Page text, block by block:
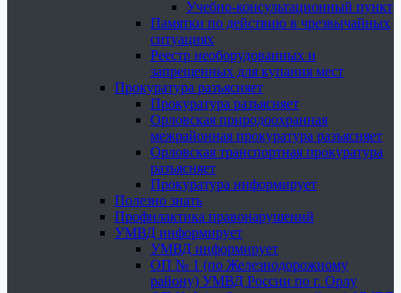
Учебно-консультационный пункт
Памятки по действию в чрезвычайных
ситуациях
Реестр необорудованных и
запрещенных для купания мест
Прокуратура разъясняет
Прокуратура разъясняет
Орловская природоохранная
межрайонная прокуратура разъясняет
Орловская транспортная прокуратура
разъясняет
Прокуратура информирует
Полезно знать
Профилактика правонарушений
УМВД информирует
УМВД информирует
ОП № 1 (по Железнодорожному
району) УМВД России по г. Орлу